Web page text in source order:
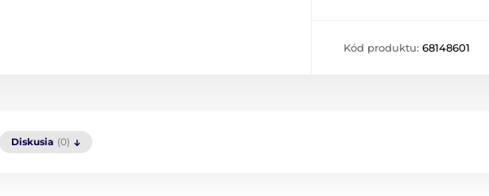
Kód produktu: 68148601
Diskusia (0)